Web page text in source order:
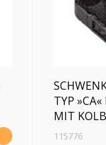
TYP
MIT
115776